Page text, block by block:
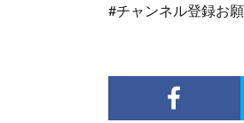
#チャンネル登録お